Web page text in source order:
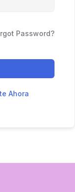
Password?
Ahora